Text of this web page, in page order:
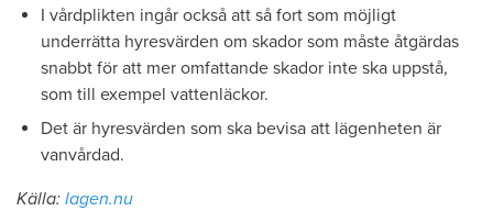
I vårdplikten ingår också att så fort som möjligt
underrätta hyresvärden om skador som måste åtgärdas
snabbt för att mer omfattande skador inte ska uppstå,
som till exempel vattenläckor.
Det är hyresvärden som ska bevisa att lägenheten är
vanvårdad.
Källa: lagen.nu